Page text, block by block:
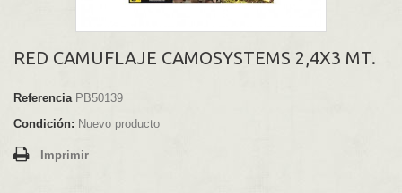
RED CAMUFLAJE CAMOSYSTEMS 2,4X3 MT.
Referencia PB50139
Condición: Nuevo producto
Imprimir